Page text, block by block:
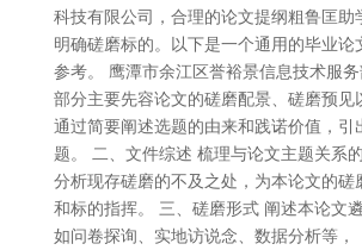
科技有限公司，合理的论文提纲粗鲁匡助
明确磋磨标的。以下是一个通用的毕业论
参考。 鹰潭市余江区誉裕景信息技术服
部分主要先容论文的磋磨配景、磋磨预见
通过简要阐述选题的由来和践诺价值，引
题。 二、文件综述 梳理与论文主题关系
分析现存磋磨的不及之处，为本论文的磋
和标的指挥。 三、磋磨形式 阐述本论文
如问卷探询、实地访说念、数据分析等，